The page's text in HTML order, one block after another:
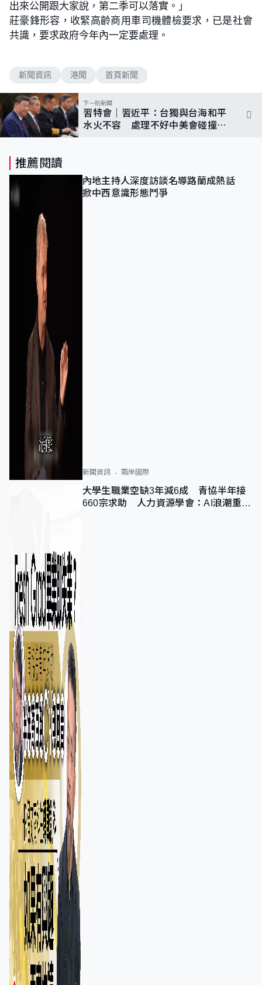
出來公開跟大家說，第二季可以落實。」
莊豪鋒形容，收緊高齡商用車司機體檢要求，已是社會
共識，要求政府今年內一定要處理。
新聞資訊 港聞 首頁新聞
下一則新聞
習特會｜習近平：台獨與台海和平
水火不容 處理不好中美會碰撞甚
推薦閱讀
內地主持人深度訪談名導路蘭成熱話
掀中西意識形態鬥爭
新聞資訊 兩岸國際
大學生職業空缺3年減6成 青協半年接
660宗求助 人力資源學會：AI浪潮重整